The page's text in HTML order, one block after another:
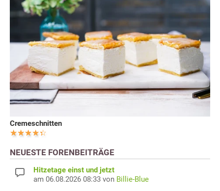
Cremeschnitten
NEUESTE FORENBEITRÄGE
Hitzetage einst und jetzt
am 06.08.2026 08:33 von Billie-Blue